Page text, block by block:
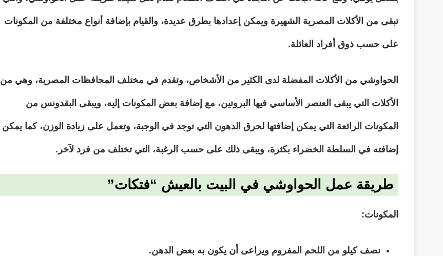
تبقى من الأكلات المصرية الشهيرة ويمكن إعدادها بطرق عديدة، والقيام بإضافة أنواع مختلفة من المكونات
على حسب ذوق أفراد العائلة.
الحواوشي من الأكلات المفضلة لدى الكثير من الأشخاص، وتقدم في مختلف المحافظات المصرية، وهي من
الأكلات التي يبقى العنصر الأساسي فيها البروتين، مع إضافة بعض المكونات إليه، ويبقى البقدونس من
المكونات الرائعة التي يمكن إضافتها لحرق الدهون التي توجد في الوجبة، وتعمل على زيادة الوزن، كما يمكن
إضافته في السلطة الخضراء بكثرة، ويبقى ذلك على حسب الرغبة، التي تختلف من فرد لآخر.
طريقة عمل الحواوشي في البيت بالعيش “فتكات”
المكونات:
نصف كيلو من اللحم المفروم ويراعى أن يكون به بعض الدهن.